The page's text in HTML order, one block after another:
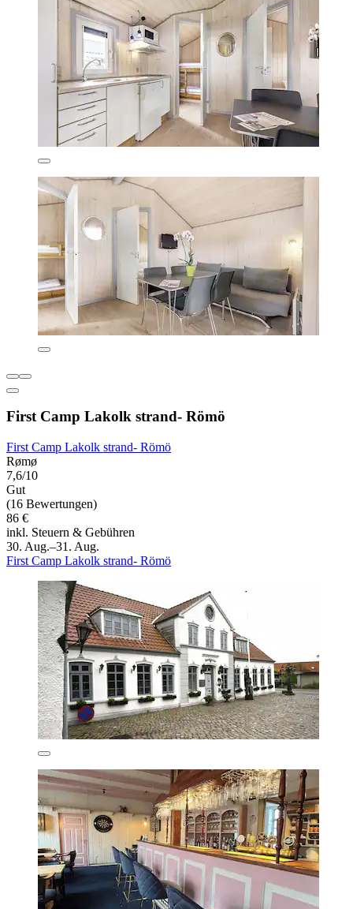
First Camp Lakolk strand- Römö
First Camp Lakolk strand- Römö
Rømø
7,6/10
Gut
(16 Bewertungen)
86 €
inkl. Steuern & Gebühren
30. Aug.–31. Aug.
First Camp Lakolk strand- Römö